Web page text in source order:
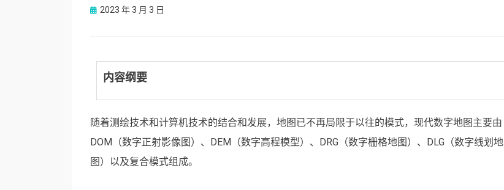
Posted
2023 年 3 月 3 日
内容纲要
随着测绘技术和计算机技术的结合和发展，地图已不再局限于以往的模式，现代数字地图主要由
DOM（数字正射影像图）、DEM（数字高程模型）、DRG（数字栅格地图）、DLG（数字线划地
图）以及复合模式组成。